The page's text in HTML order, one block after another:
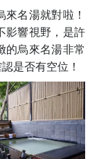
名湯就對啦！
影響視野，是許
的烏來名湯非常
是否有空位！